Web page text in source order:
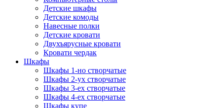
Детские шкафы
Детские комоды
Навесные полки
Детские кровати
Двухъярусные кровати
Кровати чердак
Шкафы
Шкафы 1-но створчатые
Шкафы 2-ух створчатые
Шкафы 3-ех створчатые
Шкафы 4-ех створчатые
Шкафы купе